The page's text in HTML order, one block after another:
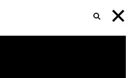
OTSING